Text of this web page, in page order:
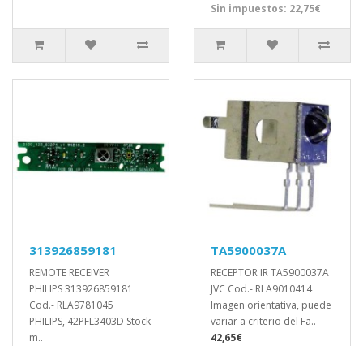
Sin impuestos: 22,75€
313926859181
REMOTE RECEIVER
PHILIPS 313926859181
Cod.- RLA9781045
PHILIPS, 42PFL3403D Stock
m..
TA5900037A
RECEPTOR IR TA5900037A
JVC Cod.- RLA9010414
Imagen orientativa, puede
variar a criterio del Fa..
42,65€